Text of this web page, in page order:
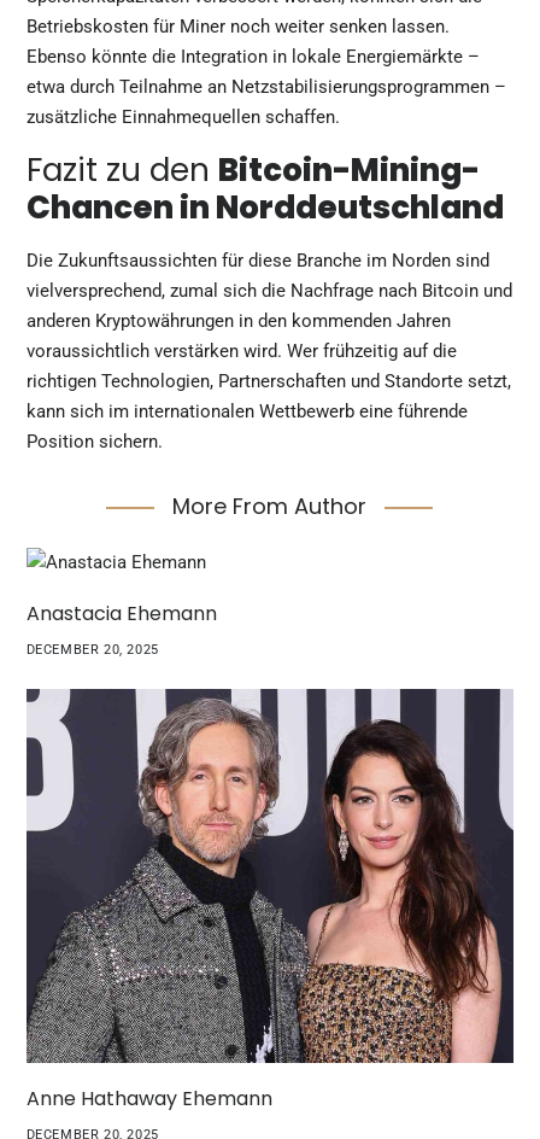
Betriebskosten für Miner noch weiter senken lassen.
Ebenso könnte die Integration in lokale Energiemärkte –
etwa durch Teilnahme an Netzstabilisierungsprogrammen –
zusätzliche Einnahmequellen schaffen.
Fazit zu den Bitcoin-Mining-
Chancen in Norddeutschland
Die Zukunftsaussichten für diese Branche im Norden sind
vielversprechend, zumal sich die Nachfrage nach Bitcoin und
anderen Kryptowährungen in den kommenden Jahren
voraussichtlich verstärken wird. Wer frühzeitig auf die
richtigen Technologien, Partnerschaften und Standorte setzt,
kann sich im internationalen Wettbewerb eine führende
Position sichern.
More From Author
Anastacia Ehemann
DECEMBER 20, 2025
Anne Hathaway Ehemann
DECEMBER 20, 2025